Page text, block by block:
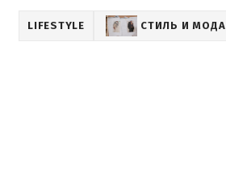
LIFESTYLE СТИЛЬ И МОДА